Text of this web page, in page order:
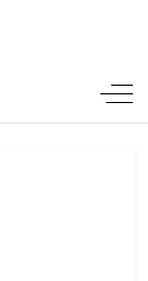
Off-